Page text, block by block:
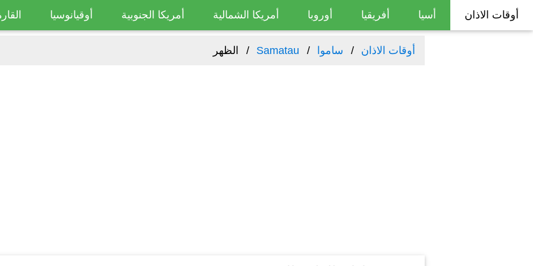
أوقات الاذان أسيا أفريقيا أوروبا أمريكا الشمالية أمريكا الجنوبية أوقيانوسيا
أوقات الاذان ساموا Samatau الظهر